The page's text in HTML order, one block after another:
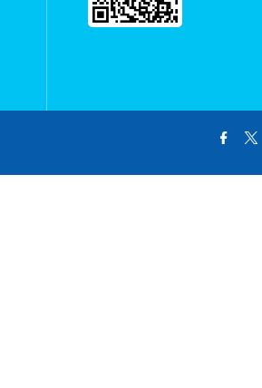
. .